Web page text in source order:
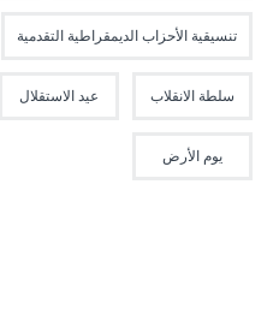
تنسيقية الأحزاب الديمقراطية التقدمية
سلطة الانقلاب عيد الاستقلال
يوم الأرض